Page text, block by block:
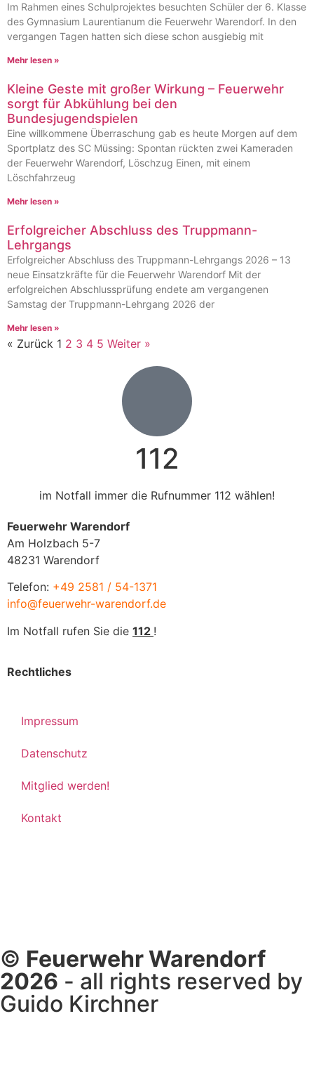
Im Rahmen eines Schulprojektes besuchten Schüler der 6. Klasse
des Gymnasium Laurentianum die Feuerwehr Warendorf. In den
vergangen Tagen hatten sich diese schon ausgiebig mit
Mehr lesen »
Kleine Geste mit großer Wirkung – Feuerwehr
sorgt für Abkühlung bei den
Bundesjugendspielen
Eine willkommene Überraschung gab es heute Morgen auf dem
Sportplatz des SC Müssing: Spontan rückten zwei Kameraden
der Feuerwehr Warendorf, Löschzug Einen, mit einem
Löschfahrzeug
Mehr lesen »
Erfolgreicher Abschluss des Truppmann-
Lehrgangs
Erfolgreicher Abschluss des Truppmann-Lehrgangs 2026 – 13
neue Einsatzkräfte für die Feuerwehr Warendorf Mit der
erfolgreichen Abschlussprüfung endete am vergangenen
Samstag der Truppmann-Lehrgang 2026 der
Mehr lesen »
« Zurück 1 2 3 4 5 Weiter »
112
im Notfall immer die Rufnummer 112 wählen!
Feuerwehr Warendorf
Am Holzbach 5-7
48231 Warendorf
Telefon: +49 2581 / 54-1371
info@feuerwehr-warendorf.de
Im Notfall rufen Sie die 112 !
Rechtliches
Impressum
Datenschutz
Mitglied werden!
Kontakt
© Feuerwehr Warendorf
2026 - all rights reserved by
Guido Kirchner